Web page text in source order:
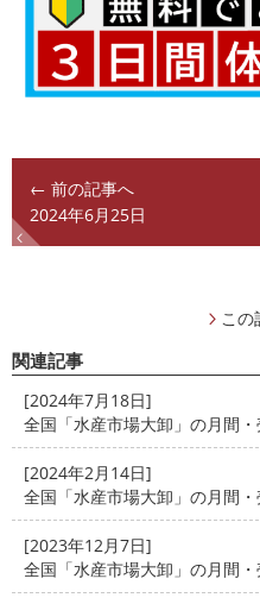
← 前の記事へ
2024年6月25日
こ
関連記事
[2024年7月18日]
全国「水産市場大卸」の月間
[2024年2月14日]
全国「水産市場大卸」の月間
[2023年12月7日]
全国「水産市場大卸」の月間